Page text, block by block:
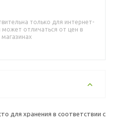
только для интернет-
может отличаться от цен в
для хранения в соответствии с